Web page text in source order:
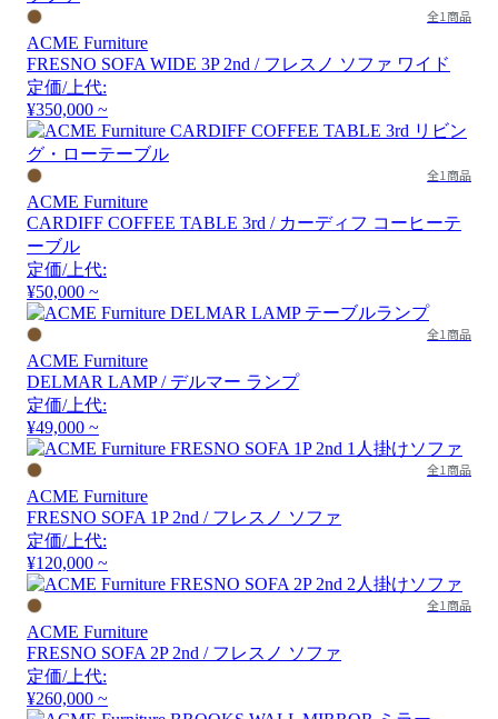
全1商品
ACME Furniture
FRESNO SOFA WIDE 3P 2nd / フレスノ ソファ ワイド
定価/上代:
¥350,000 ~
全1商品
ACME Furniture
CARDIFF COFFEE TABLE 3rd / カーディフ コーヒーテ
ーブル
定価/上代:
¥50,000 ~
全1商品
ACME Furniture
DELMAR LAMP / デルマー ランプ
定価/上代:
¥49,000 ~
全1商品
ACME Furniture
FRESNO SOFA 1P 2nd / フレスノ ソファ
定価/上代:
¥120,000 ~
全1商品
ACME Furniture
FRESNO SOFA 2P 2nd / フレスノ ソファ
定価/上代:
¥260,000 ~